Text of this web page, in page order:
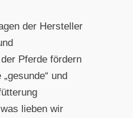
der Hersteller
Pferde fördern
und
lieben wir